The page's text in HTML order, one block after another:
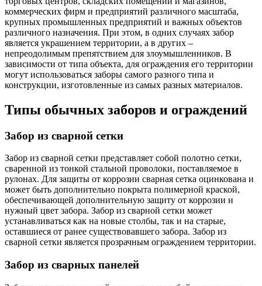
коммерческих фирм и предприятий различного масштаба,
крупных промышленных предприятий и важных объектов
различного назначения. При этом, в одних случаях забор
является украшением территории, а в других –
непреодолимым препятствием для злоумышленников. В
зависимости от типа объекта, для ограждения его территории
могут использоваться заборы самого разного типа и
конструкции, изготовленные из самых разных материалов.
Типы обычных заборов и ограждений
Забор из сварной сетки
Забор из сварной сетки представляет собой полотно сетки,
сваренной из тонкой стальной проволоки, поставляемое в
рулонах. Для защиты от коррозии сварная сетка оцинкована и
может быть дополнительно покрыта полимерной краской,
обеспечивающей дополнительную защиту от коррозии и
нужный цвет забора. Забор из сварной сетки может
устанавливаться как на новые столбы, так и на старые,
оставшиеся от ранее существовавшего забора. Забор из
сварной сетки является прозрачным ограждением территории.
Забор из сварных панелей